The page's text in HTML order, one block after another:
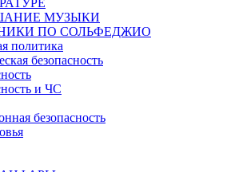
МУЗЫКИ
ПО СОЛЬФЕДЖИО
политика
безопасность
и ЧС
безопасность